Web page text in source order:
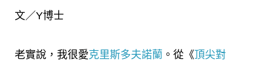
文／Y博士
老實說，我很愛克里斯多夫諾蘭 。從《頂尖對